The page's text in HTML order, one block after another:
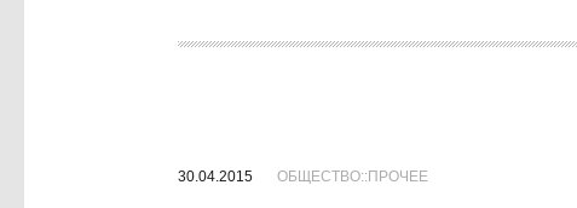
30.04.2015 ОБЩЕСТВО::ПРОЧЕЕ